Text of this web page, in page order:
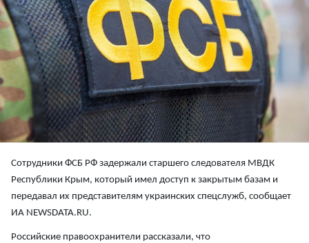
Сотрудники ФСБ РФ задержали старшего следователя МВДК
Республики Крым, который имел доступ к закрытым базам и
передавал их представителям украинских спецслужб, сообщает
ИА NEWSDATA.RU.
Российские правоохранители рассказали, что